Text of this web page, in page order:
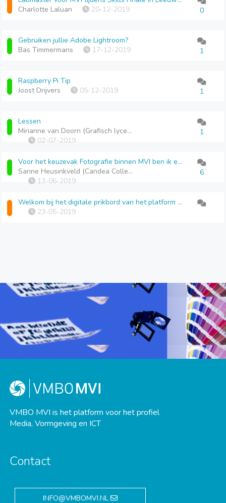
Charlotte Laluan
20-12-2019 0
Gebruiken jullie Adobe Lightroom?
Bas Timmermans
17-12-2019 1
Raspberry Pi Tip
Joost Drijvers
05-12-2019 1
Lessen
Mirianne van Doorn (Grafisch lyceum Rotterdam te Rotterdam)
02-07-2019
1
Voor het keuzevak Fotografie binnen MVI ben ik een lesmethode/lesboek aan het maken. Is hier interesse voor op andere scholen?
Sanne Heusinkveld (Candea College te Duiven)
13-06-2019
6
Welkom bij het digitale prikbord van het platform VMBO MVI
23-05-2019
VMBO MVI is het platform voor het profiel
Media, Vormgeving en ICT
Contact
INFO@VMBOMVI.NL